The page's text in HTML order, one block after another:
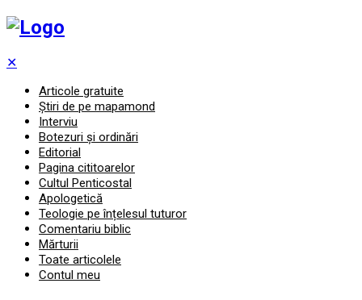
✕
Articole gratuite
Știri de pe mapamond
Interviu
Botezuri și ordinări
Editorial
Pagina cititoarelor
Cultul Penticostal
Apologetică
Teologie pe înțelesul tuturor
Comentariu biblic
Mărturii
Toate articolele
Contul meu